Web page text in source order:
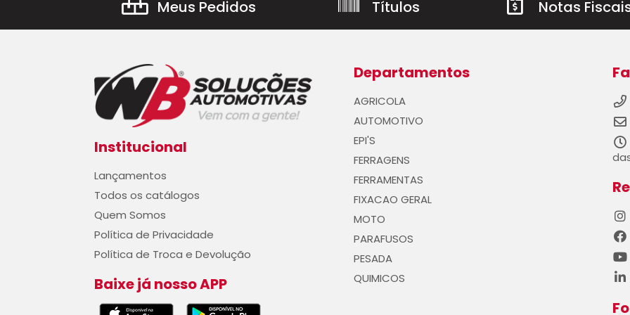
Meus Pedidos Títulos Notas
Institucional
Lançamentos
Todos os catálogos
Quem Somos
Política de Privacidade
Política de Troca e Devolução
Baixe já nosso APP
Departamentos
AGRICOLA
AUTOMOTIVO
EPI'S
FERRAGENS
FERRAMENTAS
FIXACAO GERAL
MOTO
PARAFUSOS
PESADA
QUIMICOS